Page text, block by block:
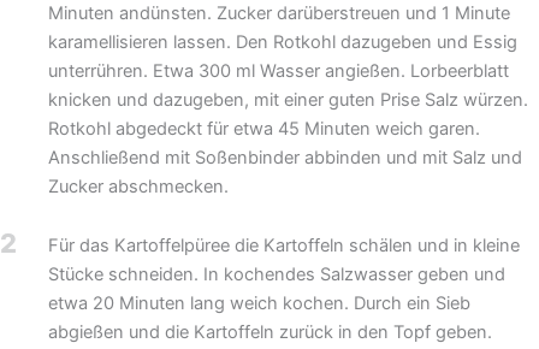
Minuten andünsten. Zucker darüberstreuen und 1 Minute
karamellisieren lassen. Den Rotkohl dazugeben und Essig
unterrühren. Etwa 300 ml Wasser angießen. Lorbeerblatt
knicken und dazugeben, mit einer guten Prise Salz würzen.
Rotkohl abgedeckt für etwa 45 Minuten weich garen.
Anschließend mit Soßenbinder abbinden und mit Salz und
Zucker abschmecken.
2
Für das Kartoffelpüree die Kartoffeln schälen und in kleine
Stücke schneiden. In kochendes Salzwasser geben und
etwa 20 Minuten lang weich kochen. Durch ein Sieb
abgießen und die Kartoffeln zurück in den Topf geben.